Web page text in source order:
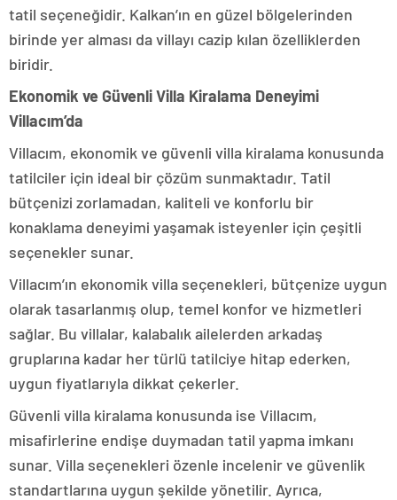
tatil seçeneğidir. Kalkan’ın en güzel bölgelerinden
birinde yer alması da villayı cazip kılan özelliklerden
biridir.
Ekonomik ve Güvenli Villa Kiralama Deneyimi
Villacım’da
Villacım, ekonomik ve güvenli villa kiralama konusunda
tatilciler için ideal bir çözüm sunmaktadır. Tatil
bütçenizi zorlamadan, kaliteli ve konforlu bir
konaklama deneyimi yaşamak isteyenler için çeşitli
seçenekler sunar.
Villacım’ın ekonomik villa seçenekleri, bütçenize uygun
olarak tasarlanmış olup, temel konfor ve hizmetleri
sağlar. Bu villalar, kalabalık ailelerden arkadaş
gruplarına kadar her türlü tatilciye hitap ederken,
uygun fiyatlarıyla dikkat çekerler.
Güvenli villa kiralama konusunda ise Villacım,
misafirlerine endişe duymadan tatil yapma imkanı
sunar. Villa seçenekleri özenle incelenir ve güvenlik
standartlarına uygun şekilde yönetilir. Ayrıca,